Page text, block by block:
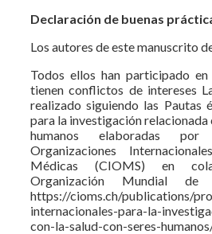
Declaración de buenas
Los autores de este manuscrito
Todos ellos han participado
tienen conflictos de intereses
realizado siguiendo las Pautas
para la investigación relacionada
humanos elaboradas
Organizaciones
Médicas (CIOMS) en
Organización Mundial
https://cioms.ch/publications/
internacionales-para-la-
con-la-salud-con-seres-